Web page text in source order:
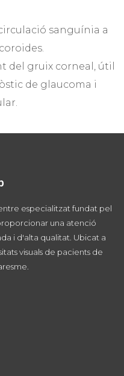
sanguínia a
del gruix corneal, útil
de glaucoma i
especialitzat fundat pel
una atenció
i d'alta qualitat. Ubicat a
visuals de pacients de